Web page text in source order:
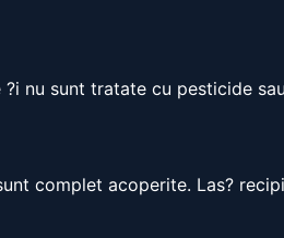
nu sunt tratate cu pesticide
complet acoperite. Las?